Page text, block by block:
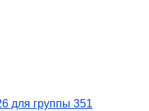
для группы 351